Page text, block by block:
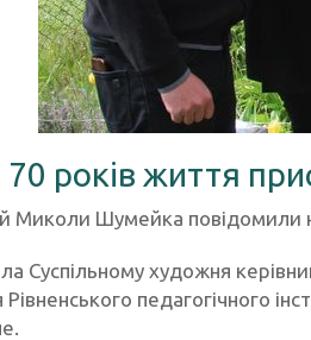
років життя
Миколи Шумейка повідомили
Суспільному художня
Рівненського педагогічного